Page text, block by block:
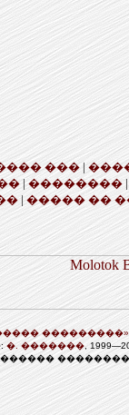
���|
|��������
| ����� ��
���������»
�. �������,
������